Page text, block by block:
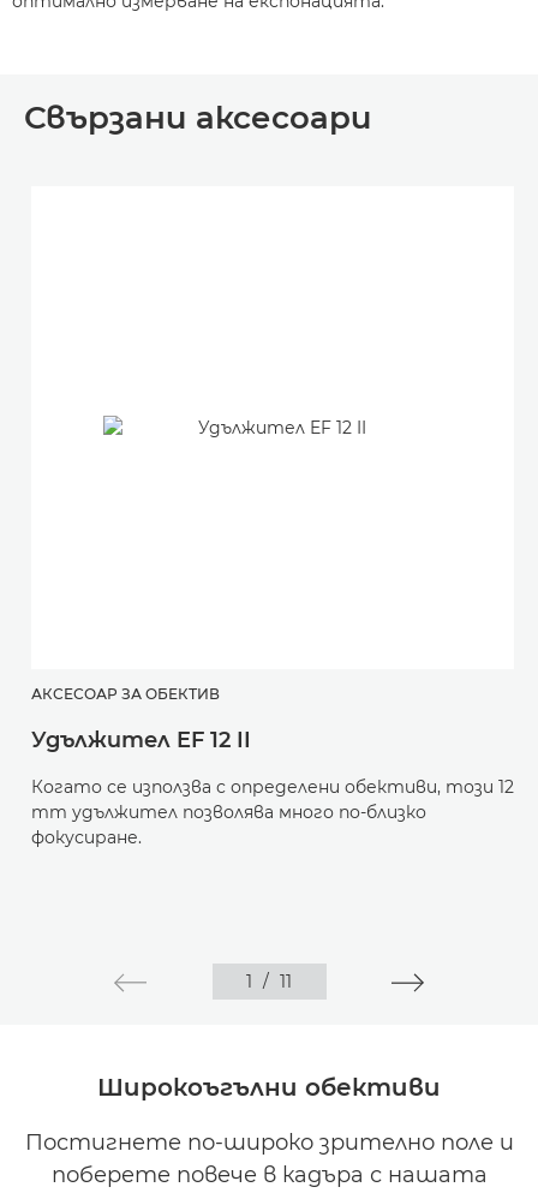
Свързани аксесоари
АКСЕСОАР ЗА ОБЕКТИВ
Удължител EF 12 II
Когато се използва с определени обективи, този 12
mm удължител позволява много по-близко
фокусиране.
1 / 11
Широкоъгълни обективи
Постигнете по-широко зрително поле и
поберете повече в кадъра с нашата